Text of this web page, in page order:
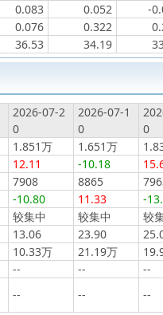
0.083 0.052
-
0.076 0.322
36.53 34.19
2026-07-2
0
2026-07-1
0
0
1.851万 1.651万
12.11 -10.18
7908 8865
-10.80 11.33
-
较集中 较集中
较
13.06 23.90
10.33万 21.19万
-- --
--
-- -- --